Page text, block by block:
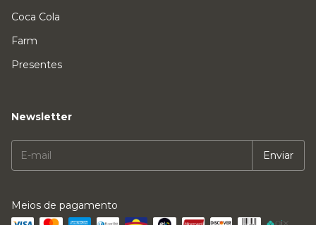
Coca Cola
Farm
Presentes
Newsletter
Meios de pagamento